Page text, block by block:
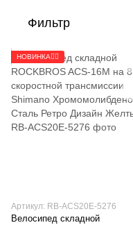
Фильтр
НОВИНКА🚴‍♂️
Артикул: RB-ACS20E-5276
Велосипед складной